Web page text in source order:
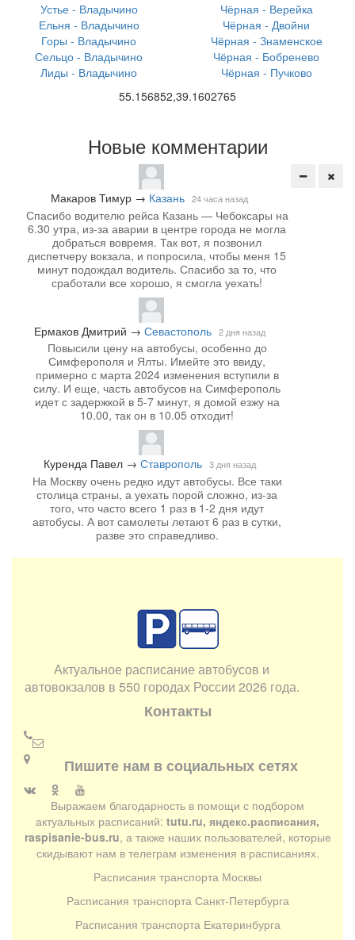
Устье - Владычино
Ельня - Владычино
Горы - Владычино
Сельцо - Владычино
Лиды - Владычино
Чёрная - Верейка
Чёрная - Двойни
Чёрная - Знаменское
Чёрная - Бобренево
Чёрная - Пучково
55.156852,39.1602765
Новые комментарии
Макаров Тимур → Казань 24 часа назад
Спасибо водителю рейса Казань — Чебоксары на
6.30 утра, из-за аварии в центре города не могла
добраться вовремя. Так вот, я позвонил
диспетчеру вокзала, и попросила, чтобы меня 15
минут подождал водитель. Спасибо за то, что
сработали все хорошо, я смогла уехать!
Ермаков Дмитрий → Севастополь 2 дня назад
Повысили цену на автобусы, особенно до
Симферополя и Ялты. Имейте это ввиду,
примерно с марта 2024 изменения вступили в
силу. И еще, часть автобусов на Симферополь
идет с задержкой в 5-7 минут, я домой езжу на
10.00, так он в 10.05 отходит!
Куренда Павел→ Ставрополь 3 дня назад
На Москву очень редко идут автобусы. Все таки
столица страны, а уехать порой сложно, из-за
того, что часто всего 1 раз в 1-2 дня идут
автобусы. А вот самолеты летают 6 раз в сутки,
разве это справедливо.
Актуальное расписание автобусов и
автовокзалов в 550 городах России 2026 года.
Контакты
Пишите нам в социальных сетях
Выражаем благодарность в помощи с подбором
актуальных расписаний: tutu.ru, яндекс.расписания,
raspisanie-bus.ru, а также наших пользователей, которые
скидывают нам в телеграм изменения в расписаниях.
Расписания транспорта Москвы
Расписания транспорта Санкт-Петербурга
Расписания транспорта Екатеринбурга